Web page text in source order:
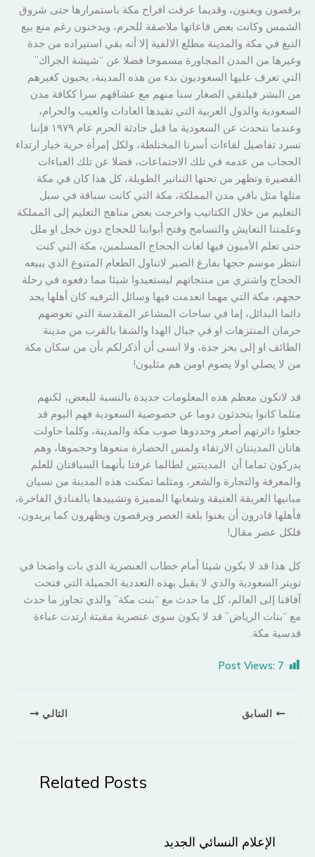
يرقصون ويغنون، وقديما عرفت افراح مكة باستمرارها حتى شروق
الشمس وكانت بعض قاعاتها ملاصقة للحرم، ويدخنون رغم منع بيع
التبغ في مكة والمدينة مطلع الالفية إلا أنه بقي استيراده من جدة
وغيرها من المدن المجاورة مسموحا فضلا عن “شيشة الجراك”
التي تعرف عليها السعوديون بدء من هذه المدينة، يحبون كغيرهم
من البشر فيلتقي الصغار سنا منهم مع عشاقهم سرا ككافة مدن
السعودية والدول العربية التي تقيدها العادات والعيب والحرام،
وعندما نتحدث عن السعودية ما قبل حادثة الحرم عام ١٩٧٩ فإننا
نسرد تفاصيل لقاءات أسرنا المختلطة، ولكل إمرأة حرية خيار ارتداء
الحجاب من عدمه في تلك الاجتماعات، فضلا عن تلك العباءات
القصيرة وتظهر من تحتها التنانير الطويلة، كل هذا كان في مكة
مثلها مثل باقي مدن المملكة، مكة التي كانت سباقة في سبل
التعليم من خلال الكتاتيب واخرجت بعض مناهج التعليم إلى المملكة
وعلمتنا التعايش والتسامح وفتح أبوابنا للحجاج دون خجل او ملل
حتى تعلم الأميون فيها لغات الحجاج المسلمين، مكة التي كنت
انتظر موسم حجها بفارغ الصبر لاتناول الطعام المتنوع الذي يبيعه
الحجاج واشتري من منتجاتهم ليستعيدوا شيئا مما دفعوه في رحلة
حجهم، مكة التي مهما انعدمت فيها وسائل الترفيه كان أهلها يجد
دائما البدائل، إما في ساحات المشاعر المقدسة التي تعوضهم
حرمان المنتزهات او في جبال الهدا والشفا بالقرب من مدينة
الطائف او إلى بحر جدة، ولا انسى أن أذكرلكم بأن من سكان مكة
من لا يصلي اولا يصوم اومن هم مثليون!
قد لاتكون معظم هذه المعلومات جديدة بالنسبة للبعض، لكنهم
مثلما كانوا يتحدثون دوما عن خصوصية السعودية فهم اليوم قد
جعلوا دائرتهم أصغر وحددوها صوب مكة والمدينة، وكلما حاولت
هاتان المدينتان الارتقاء ولمس الحضارة منعوها وحجموها، وهم
يدركون تماما أن المدينتين لطالما عرفتا بأنهما السباقتان للعلم
والمعرفة والتجارة والشعر، ومثلما تمكنت هذه المدينة من نسيان
مبانيها العريقة العتيقة وشعابها المميزة وتشييدها بالفنادق الفاخرة،
فأهلها قادرون أن يغنوا بلغة العصر ويرقصون ويظهرون كما يريدون،
فلكل عصر مقال!
كل هذا قد لا يكون شيئا أمام خطاب العنصرية الذي بات واضحا في
تويتر السعودية والذي لا يقبل بهذه التعددية الجميلة التي فتحت
آفاقنا إلى العالم، كل ما حدث مع “بنت مكة” والذي تجاوز ما حدث
مع “بنات الرياض” قد لا يكون سوى عنصرية مقيتة ارتدت عباءة
قدسية مكة.
Post Views: 7
السابق التالي
Related Posts
الإعلام النسائي الجديد